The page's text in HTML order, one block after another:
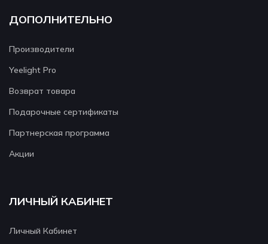
ДОПОЛНИТЕЛЬНО
Производители
Yeelight Pro
Возврат товара
Подарочные сертификаты
Партнерская программа
Акции
ЛИЧНЫЙ КАБИНЕТ
Личный Кабинет